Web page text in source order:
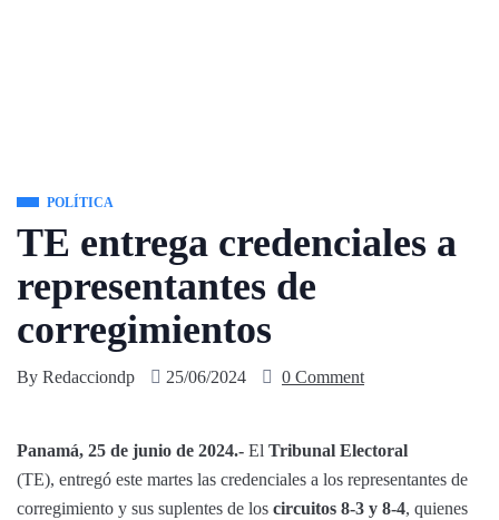
POLÍTICA
TE entrega credenciales a
representantes de
corregimientos
By Redacciondp 25/06/2024 0 Comment
Panamá, 25 de junio de 2024.- El Tribunal Electoral
(TE), entregó este martes las credenciales a los representantes de
corregimiento y sus suplentes de los circuitos 8-3 y 8-4, quienes